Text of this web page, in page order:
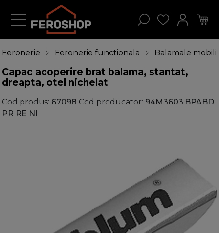
Feronerie Feronerie functionala Balamale
Capac acoperire brat balama, stantat,
dreapta, otel nichelat
Cod produs: 67098 Cod producator: 94M3603.BPABD
PR RE NI